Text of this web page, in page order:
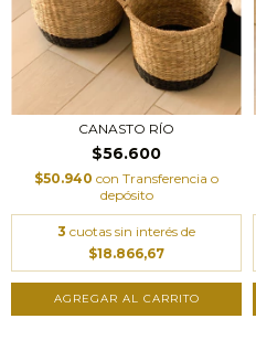
CANASTO RÍO
$56.600
$50.940 con Transferencia o
depósito
3 cuotas sin interés de
$18.866,67
AGREGAR AL CARRITO